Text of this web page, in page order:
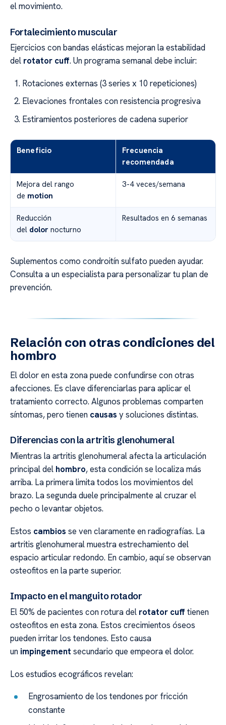
el movimiento.
Fortalecimiento muscular
Ejercicios con bandas elásticas mejoran la estabilidad
del rotator cuff. Un programa semanal debe incluir:
Rotaciones externas (3 series x 10 repeticiones)
Elevaciones frontales con resistencia progresiva
Estiramientos posteriores de cadena superior
Beneficio
Frecuencia
recomendada
Mejora del rango
de motion
3-4 veces/semana
Reducción
del dolor nocturno
Resultados en 6 semanas
Suplementos como condroitín sulfato pueden ayudar.
Consulta a un especialista para personalizar tu plan de
prevención.
Relación con otras condiciones del
hombro
El dolor en esta zona puede confundirse con otras
afecciones. Es clave diferenciarlas para aplicar el
tratamiento correcto. Algunos problemas comparten
síntomas, pero tienen causas y soluciones distintas.
Diferencias con la artritis glenohumeral
Mientras la artritis glenohumeral afecta la articulación
principal del hombro, esta condición se localiza más
arriba. La primera limita todos los movimientos del
brazo. La segunda duele principalmente al cruzar el
pecho o levantar objetos.
Estos cambios se ven claramente en radiografías. La
artritis glenohumeral muestra estrechamiento del
espacio articular redondo. En cambio, aquí se observan
osteofitos en la parte superior.
Impacto en el manguito rotador
El 50% de pacientes con rotura del rotator cuff tienen
osteofitos en esta zona. Estos crecimientos óseos
pueden irritar los tendones. Esto causa
un impingement secundario que empeora el dolor.
Los estudios ecográficos revelan:
Engrosamiento de los tendones por fricción
constante